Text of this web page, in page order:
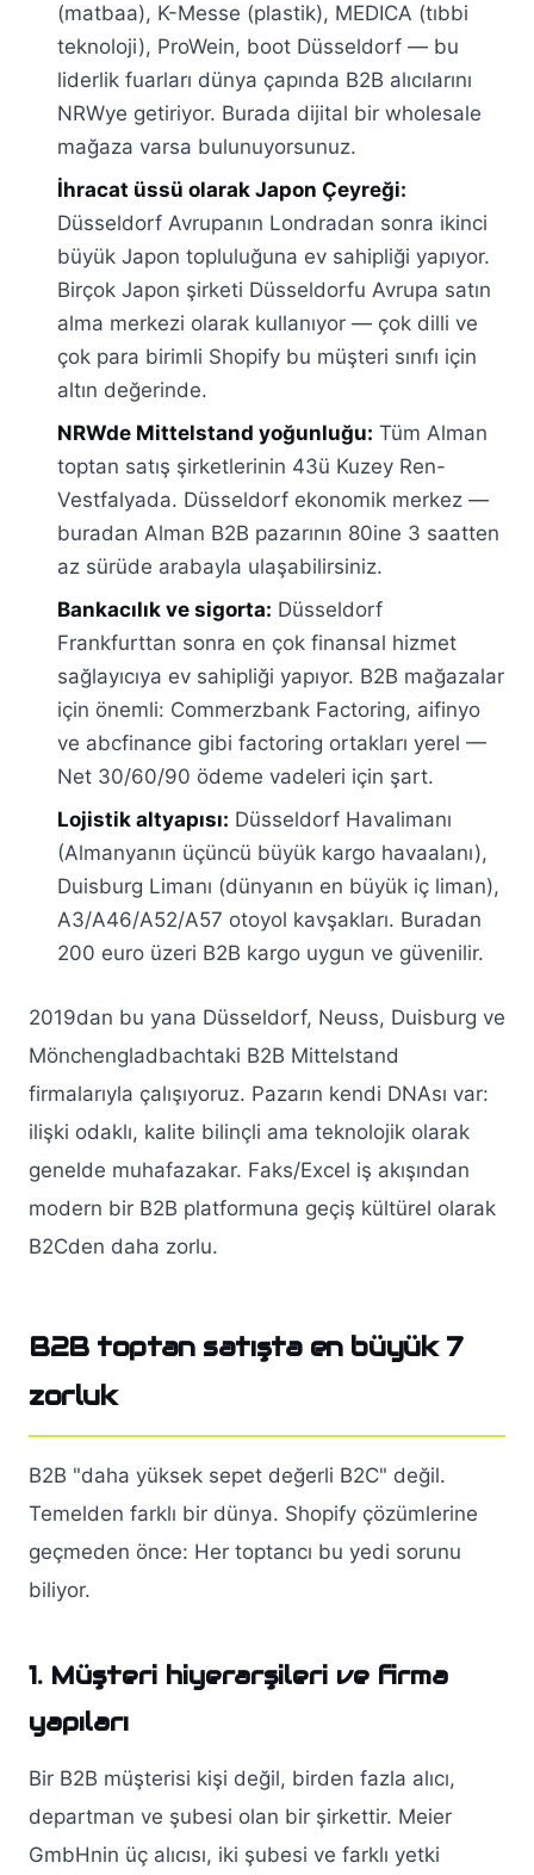
(matbaa), K-Messe (plastik), MEDICA (tıbbi
teknoloji), ProWein, boot Düsseldorf — bu
liderlik fuarları dünya çapında B2B alıcılarını
NRWye getiriyor. Burada dijital bir wholesale
mağaza varsa bulunuyorsunuz.
İhracat üssü olarak Japon Çeyreği:
Düsseldorf Avrupanın Londradan sonra ikinci
büyük Japon topluluğuna ev sahipliği yapıyor.
Birçok Japon şirketi Düsseldorfu Avrupa satın
alma merkezi olarak kullanıyor — çok dilli ve
çok para birimli Shopify bu müşteri sınıfı için
altın değerinde.
NRWde Mittelstand yoğunluğu: Tüm Alman
toptan satış şirketlerinin 43ü Kuzey Ren-
Vestfalyada. Düsseldorf ekonomik merkez —
buradan Alman B2B pazarının 80ine 3 saatten
az sürüde arabayla ulaşabilirsiniz.
Bankacılık ve sigorta: Düsseldorf
Frankfurttan sonra en çok finansal hizmet
sağlayıcıya ev sahipliği yapıyor. B2B mağazalar
için önemli: Commerzbank Factoring, aifinyo
ve abcfinance gibi factoring ortakları yerel —
Net 30/60/90 ödeme vadeleri için şart.
Lojistik altyapısı: Düsseldorf Havalimanı
(Almanyanın üçüncü büyük kargo havaalanı),
Duisburg Limanı (dünyanın en büyük iç liman),
A3/A46/A52/A57 otoyol kavşakları. Buradan
200 euro üzeri B2B kargo uygun ve güvenilir.
2019dan bu yana Düsseldorf, Neuss, Duisburg ve
Mönchengladbachtaki B2B Mittelstand
firmalarıyla çalışıyoruz. Pazarın kendi DNAsı var:
ilişki odaklı, kalite bilinçli ama teknolojik olarak
genelde muhafazakar. Faks/Excel iş akışından
modern bir B2B platformuna geçiş kültürel olarak
B2Cden daha zorlu.
B2B toptan satışta en büyük 7
zorluk
B2B "daha yüksek sepet değerli B2C" değil.
Temelden farklı bir dünya. Shopify çözümlerine
geçmeden önce: Her toptancı bu yedi sorunu
biliyor.
1. Müşteri hiyerarşileri ve firma
yapıları
Bir B2B müşterisi kişi değil, birden fazla alıcı,
departman ve şubesi olan bir şirkettir. Meier
GmbHnin üç alıcısı, iki şubesi ve farklı yetki